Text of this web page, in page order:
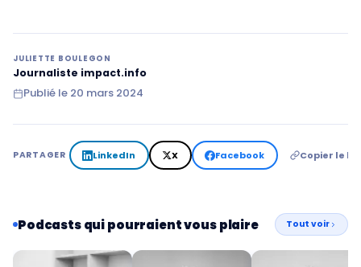
JULIETTE BOULEGON
Journaliste impact.info
Publié le 20 mars 2024
PARTAGER LinkedIn X Facebook Copier le
Podcasts qui pourraient vous plaire Tout voir